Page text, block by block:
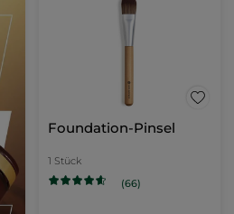
Foundation-Pinsel
1 Stück
(66)